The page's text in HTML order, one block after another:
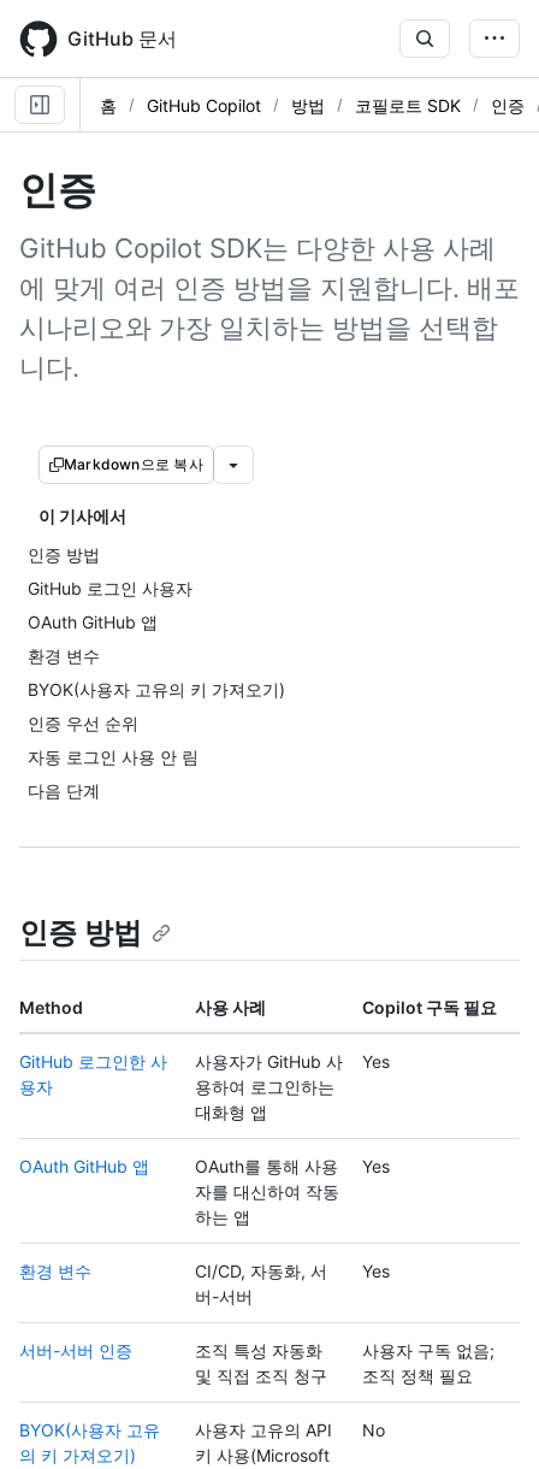
main
content
GitHub 문서
홈 GitHub Copilot 방법 코필로트 SDK 인증
인증
GitHub Copilot SDK는 다양한 사용 사례
에 맞게 여러 인증 방법을 지원합니다. 배포
시나리오와 가장 일치하는 방법을 선택합
니다.
Markdown으로 복사
이 기사에서
인증 방법
GitHub 로그인 사용자
OAuth GitHub 앱
환경 변수
BYOK(사용자 고유의 키 가져오기)
인증 우선 순위
자동 로그인 사용 안 림
다음 단계
인증 방법
Method 사용 사례 Copilot 구독 필요
GitHub 로그인한 사
용자
사용자가 GitHub 사
용하여 로그인하는
대화형 앱
Yes
OAuth GitHub 앱
OAuth를 통해 사용
자를 대신하여 작동
하는 앱
Yes
환경 변수
CI/CD, 자동화, 서
버-서버
Yes
서버-서버 인증
조직 특성 자동화
및 직접 조직 청구
사용자 구독 없음;
조직 정책 필요
BYOK(사용자 고유
의 키 가져오기)
사용자 고유의 API
키 사용(Microsoft
No